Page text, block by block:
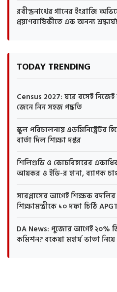
রবীন্দ্রনাথের গানের ইংরাজি
প্রয়াণবার্ষিকীতে এক অনন্য
TODAY TRENDING
Census 2027: ঘরে বসেই
জেনে নিন সহজ পদ্ধতি
স্কুল পরিচালনায় এডমিনিস্ট্রেটর
বার্তা দিল শিক্ষা দপ্তর
শিলিগুড়ি ও কোচবিহারের
আয়কর ও ইডি-র হানা, ব্যাপক
সারপ্লাসের আগেই শিক্ষক
শিক্ষামন্ত্রীকে ১০ দফা চিঠি
DA News: পুজোর আগেই ২০%
কমিশন? বকেয়া মহার্ঘ ভাতা